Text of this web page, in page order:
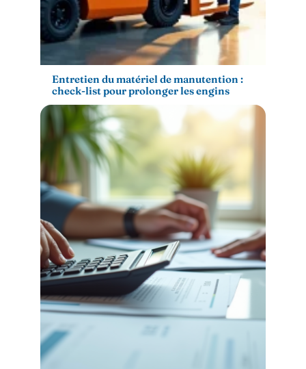
Entretien du matériel de manutention :
check-list pour prolonger les engins